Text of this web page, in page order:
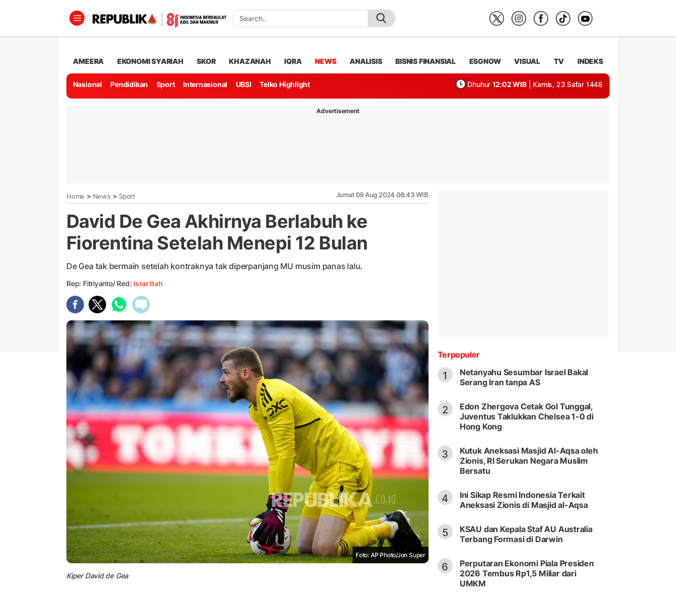
AMEERA EKONOMI SYARIAH SKOR KHAZANAH IQRA NEWS ANALISIS BISNIS FINANSIAL ESGNOW VISUAL TV INDEKS
Nasional Pendidikan Sport Internasional UBSI Telko Highlight Dhuhur 12:02 WIB | Kamis, 23 Safar 1448
Advertisement
Home > News > Sport Jumat 09 Aug 2024 08:43 WIB
David De Gea Akhirnya Berlabuh ke
Fiorentina Setelah Menepi 12 Bulan
De Gea tak bermain setelah kontraknya tak diperpanjang MU musim panas lalu.
Rep: Fitriyanto/ Red: Israr Itah
Foto: AP Photo/Jon Super
Kiper David de Gea
Terpopuler
1
Netanyahu Sesumbar Israel Bakal
Serang Iran tanpa AS
2
Edon Zhergova Cetak Gol Tunggal,
Juventus Taklukkan Chelsea 1-0 di
Hong Kong
3
Kutuk Aneksasi Masjid Al-Aqsa oleh
Zionis, RI Serukan Negara Muslim
Bersatu
4
Ini Sikap Resmi Indonesia Terkait
Aneksasi Zionis di Masjid al-Aqsa
5
KSAU dan Kepala Staf AU Australia
Terbang Formasi di Darwin
6
Perputaran Ekonomi Piala Presiden
2026 Tembus Rp1,5 Miliar dari
UMKM